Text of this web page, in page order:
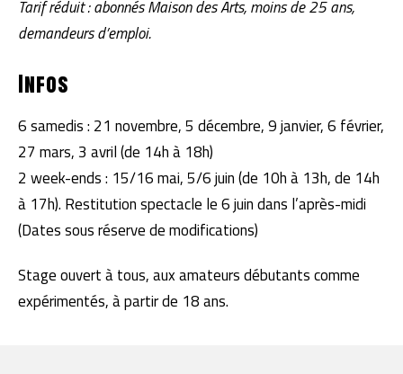
Tarif réduit : abonnés Maison des Arts, moins de 25 ans,
demandeurs d’emploi.
Infos
6 samedis : 21 novembre, 5 décembre, 9 janvier, 6 février,
27 mars, 3 avril (de 14h à 18h)
2 week-ends : 15/16 mai, 5/6 juin (de 10h à 13h, de 14h
à 17h). Restitution spectacle le 6 juin dans l’après-midi
(Dates sous réserve de modifications)
Stage ouvert à tous, aux amateurs débutants comme
expérimentés, à partir de 18 ans.